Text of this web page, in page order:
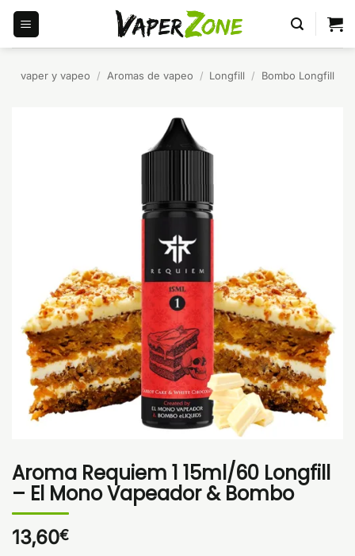
Saltar
contenido
vaper y vapeo / Aromas de vapeo / Longfill / Bombo Longfill
Aroma Requiem 1 15ml/60 Longfill
– El Mono Vapeador & Bombo
13,60€